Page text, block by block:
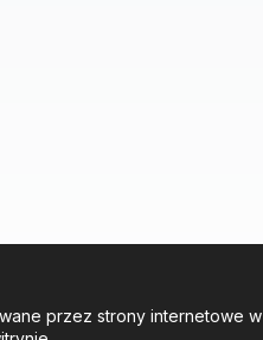
przez strony internetowe